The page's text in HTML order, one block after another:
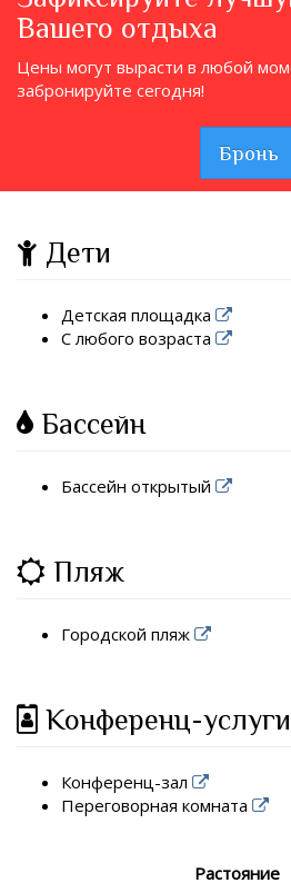
Вашего отдыха
Цены могут вырасти в любой
забронируйте сегодня!
Бронь
Дети
Детская площадка
С любого возраста
Бассейн
Бассейн открытый
Пляж
Городской пляж
Конференц-услуги
Конференц-зал
Переговорная комната
Растояние